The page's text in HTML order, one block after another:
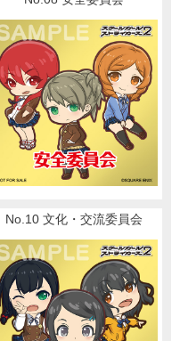
No.10 文化・交流委員会